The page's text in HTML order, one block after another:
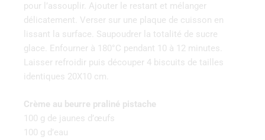
pour l’assouplir. Ajouter le restant et mélanger
délicatement. Verser sur une plaque de cuisson en
lissant la surface. Saupoudrer la totalité de sucre
glace. Enfourner à 180°C pendant 10 à 12 minutes.
Laisser refroidir puis découper 4 biscuits de tailles
identiques 20X10 cm.
Crème au beurre praliné pistache
100 g de jaunes d’œufs
100 g d’eau